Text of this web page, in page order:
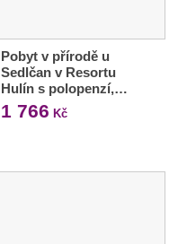
Pobyt v přírodě u
Sedlčan v Resortu
Hulín s polopenzí,…
1 766 Kč